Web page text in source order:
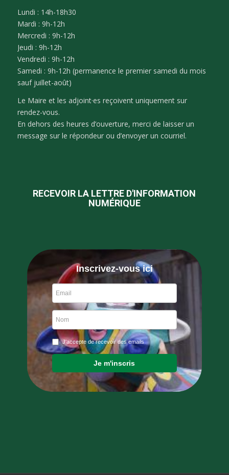
Lundi : 14h-18h30
Mardi : 9h-12h
Mercredi : 9h-12h
Jeudi : 9h-12h
Vendredi : 9h-12h
Samedi : 9h-12h (permanence le premier samedi du mois
sauf juillet-août)
Le Maire et les adjoint·es reçoivent uniquement sur
rendez-vous.
En dehors des heures d’ouverture, merci de laisser un
message sur le répondeur ou d’envoyer un courriel.
RECEVOIR LA LETTRE D'INFORMATION
NUMÉRIQUE
Inscrivez-vous ici
J'accepte de recevoir des emails
Je m'inscris